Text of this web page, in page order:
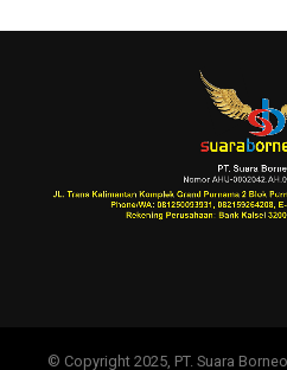
© Copyright 2025, PT. Suara